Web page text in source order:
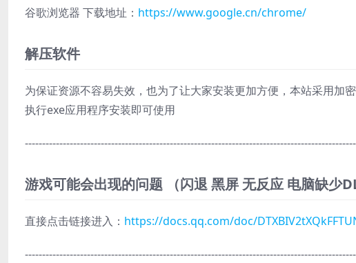
谷歌浏览器 下载地址： https://www.google.cn/chrome/
解压软件
为保证资源不容易失效，也为了让大家安装更加方便，本站采用加
执行exe应用程序安装即可使用
游戏可能会出现的问题 （闪退 黑屏 无反应 电脑缺少
直接点击链接进入： https://docs.qq.com/doc/